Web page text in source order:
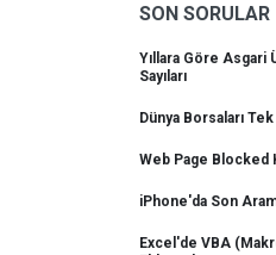
SON SORULAR
Yıllara Göre Asgari
Sayıları
Dünya Borsaları
Web Page Blocked
iPhone'da Son
Excel'de VBA